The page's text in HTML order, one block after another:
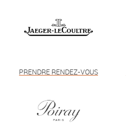
PRENDRE RENDEZ-VOUS